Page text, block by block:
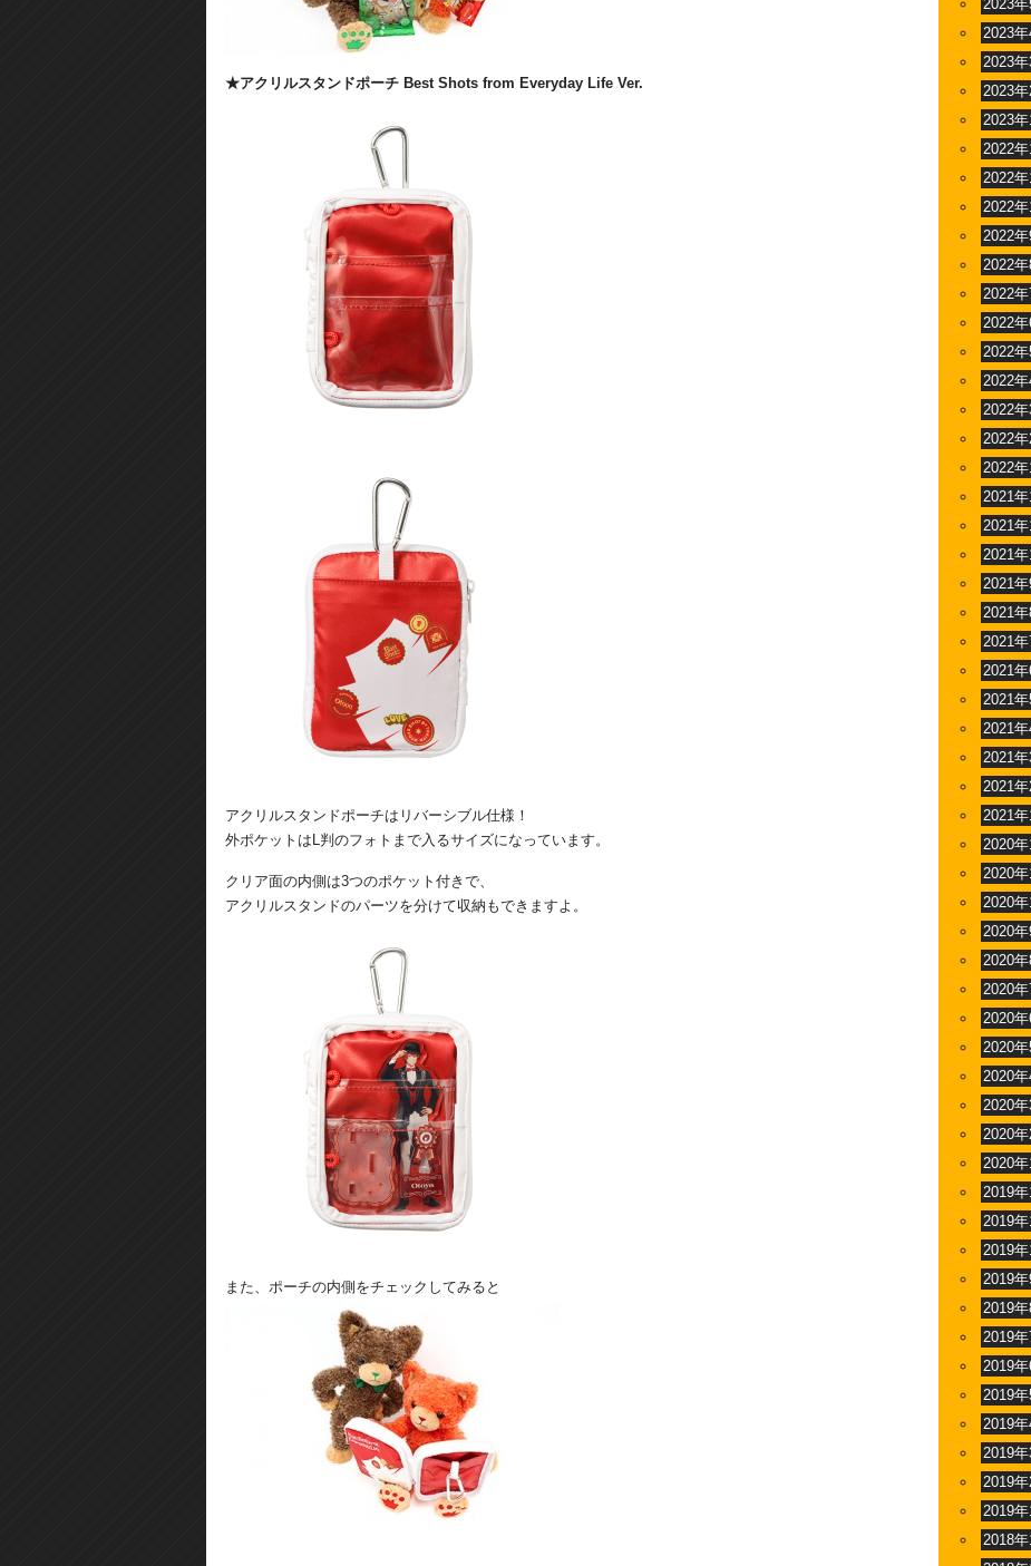
★アクリルスタンドポーチ Best Shots from Everyday Life Ver.
アクリルスタンドポーチはリバーシブル仕様！
外ポケットはL判のフォトまで入るサイズになっています。
クリア面の内側は3つのポケット付きで、
アクリルスタンドのパーツを分けて収納もできますよ。
また、ポーチの内側をチェックしてみると
2023年
2023年
2023年
2023年
2023年
2022年
2022年
2022年
2022年
2022年
2022年
2022年
2022年
2022年
2022年
2022年
2022年
2021年
2021年
2021年
2021年
2021年
2021年
2021年
2021年
2021年
2021年
2021年
2021年
2020年
2020年
2020年
2020年
2020年
2020年
2020年
2020年
2020年
2020年
2020年
2020年
2019年
2019年
2019年
2019年
2019年
2019年
2019年
2019年
2019年
2019年
2019年
2019年
2018年